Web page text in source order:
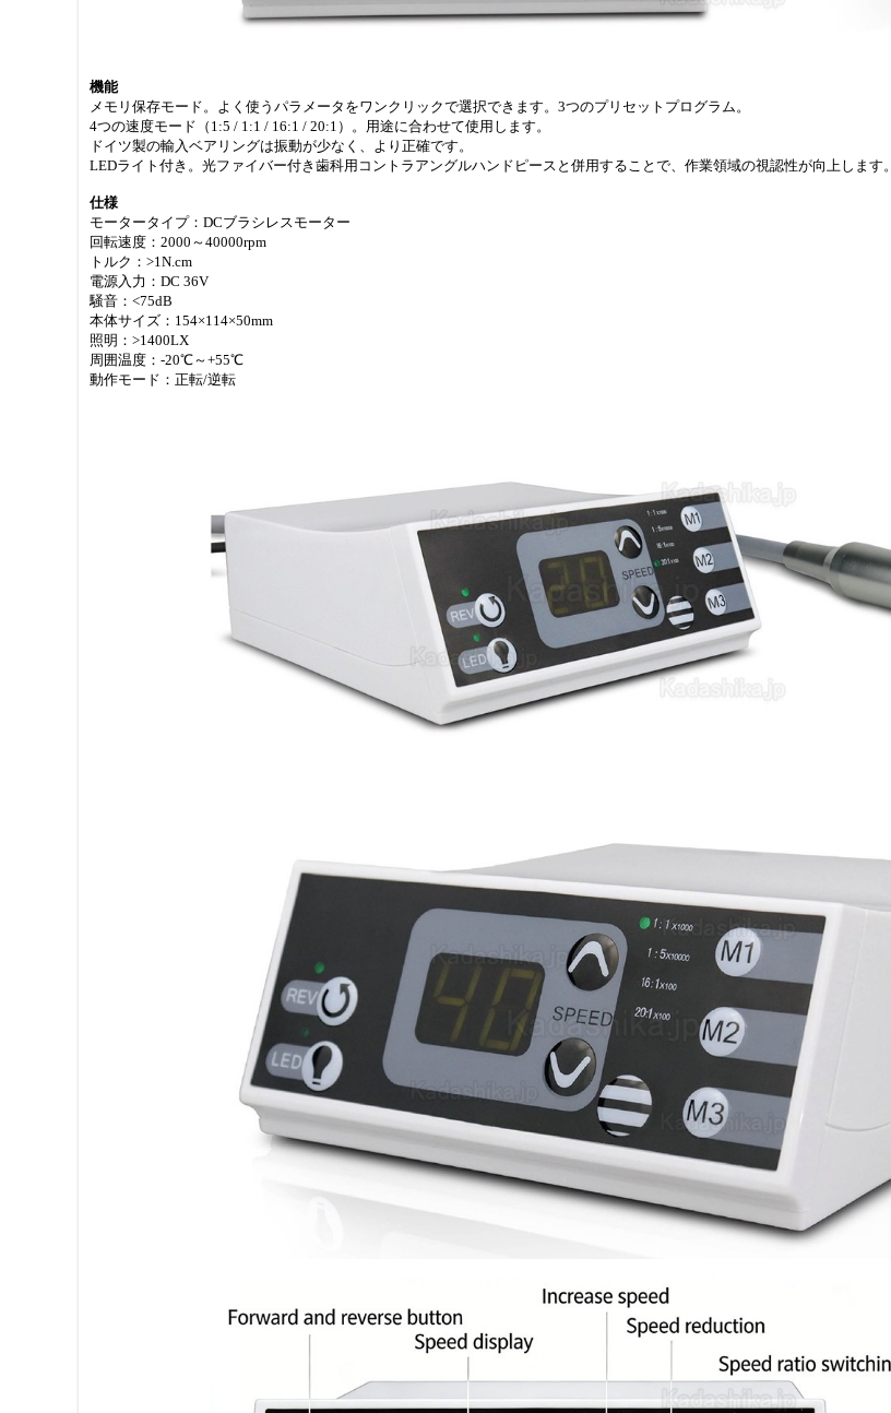
機能
メモリ保存モード。よく使うパラメータをワンクリックで選択できます。3つのプリセットプログラム。
4つの速度モード（1:5 / 1:1 / 16:1 / 20:1）。用途に合わせて使用します。
ドイツ製の輸入ベアリングは振動が少なく、より正確です。
LEDライト付き。光ファイバー付き歯科用コントラアングルハンドピースと併用することで、作業領域の視認性が向上します。
仕様
モータータイプ：DCブラシレスモーター
回転速度：2000～40000rpm
トルク：>1N.cm
電源入力：DC 36V
騒音：<75dB
本体サイズ：154×114×50mm
照明：>1400LX
周囲温度：-20℃～+55℃
動作モード：正転/逆転